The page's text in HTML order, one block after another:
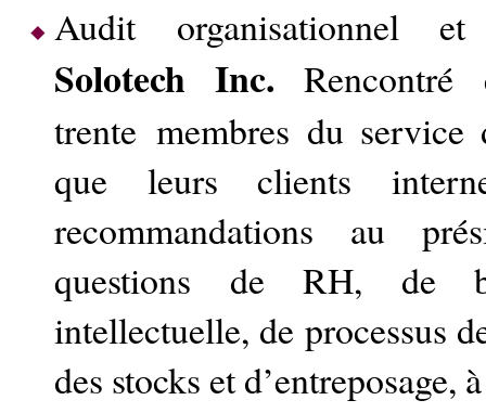
Audit organisationnel
Solotech Inc.
trente membres du
que leurs clients
recommandations au
questions de RH, de
intellectuelle, de processus
des stocks et d’entreposage,